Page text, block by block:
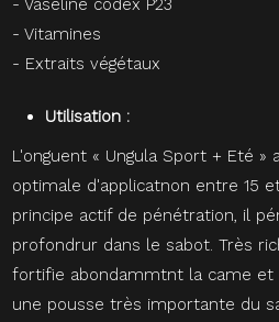
- Vaseline codex P23
- Vitamines
- Extraits végétaux
Utilisation :
L'onguent « Ungula Sport + Eté
optimale d'applicatnon entre 15
principe actif de pénétration, il
profondrur dans le sabot. Très
fortifie abondammtnt la came et
une pousse très importante du